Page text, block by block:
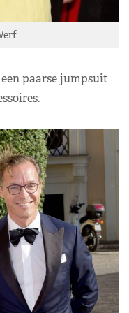
paarse jumpsuit